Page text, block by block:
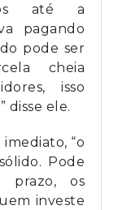
até a
pagando
pode ser
cheia
isso
disse ele.
“o
Pode
prazo, os
investe